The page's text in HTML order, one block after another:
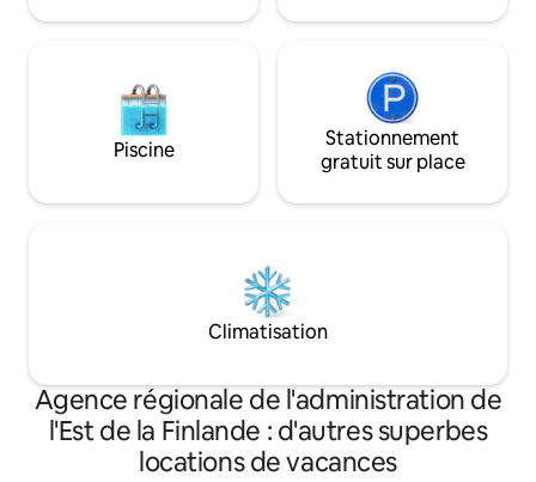
des épiceries.
Piscine
Stationnement
gratuit sur place
Climatisation
Agence régionale de l'administration de
l'Est de la Finlande : d'autres superbes
locations de vacances